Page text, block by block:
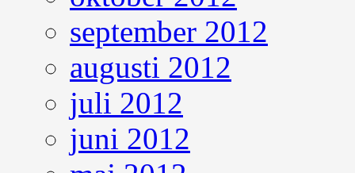
september 2012
augusti 2012
juli 2012
juni 2012